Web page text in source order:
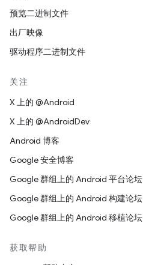
预览二进制文件
出厂映像
驱动程序二进制文件
关注
X 上的 @Android
X 上的 @AndroidDev
Android 博客
Google 安全博客
Google 群组上的 Android 平台论坛
Google 群组上的 Android 构建论坛
Google 群组上的 Android 移植论坛
获取帮助